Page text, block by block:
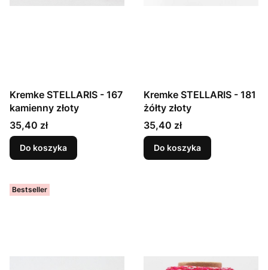
Kremke STELLARIS - 167
kamienny złoty
Cena
35,40 zł
Do koszyka
Kremke STELLARIS - 181
żółty złoty
Cena
35,40 zł
Do koszyka
Bestseller